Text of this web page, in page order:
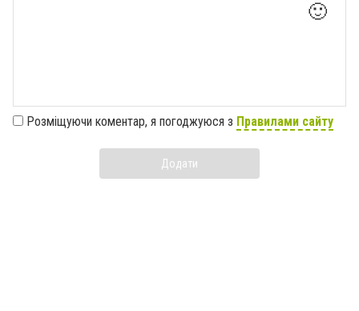
🙂
Розміщуючи коментар, я погоджуюся з Правилами сайту
Додати